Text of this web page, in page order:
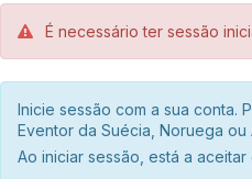
É necessário ter sessão
Inicie sessão com a sua conta.
Eventor da Suécia, Noruega ou
Ao iniciar sessão, está a aceitar